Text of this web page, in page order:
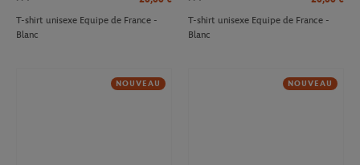
T-shirt unisexe Equipe de France -
Blanc
T-shirt unisexe Equipe de France -
Blanc
NOUVEAU NOUVEAU